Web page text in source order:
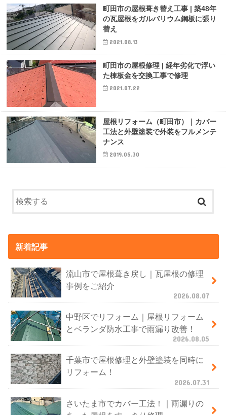
町田市の屋根葺き替え工事 | 築48年
の瓦屋根をガルバリウム鋼板に張り
替え
2021.08.13
町田市の屋根修理 | 経年劣化で浮い
た棟板金を交換工事で修理
2021.07.22
屋根リフォーム（町田市）｜カバー
工法と外壁塗装で外装をフルメンテ
ナンス
2019.05.30
新着記事
流山市で屋根葺き戻し｜瓦屋根の修理
事例をご紹介
2026.08.07
中野区でリフォーム｜屋根リフォーム
とベランダ防水工事で雨漏り改善！
2026.08.05
千葉市で屋根修理と外壁塗装を同時に
リフォーム！
2026.07.31
さいたま市でカバー工法！｜雨漏りの